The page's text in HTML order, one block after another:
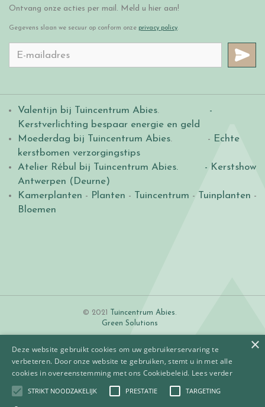
Ontvang onze acties per mail. Meld u hier aan!
Gegevens slaan we secuur op conform onze privacy policy.
Valentijn bij Tuincentrum Abies.
-
Kerstverlichting bespaar energie en geld
Moederdag bij Tuincentrum Abies. - Echte
kerstbomen verzorgingstips
Atelier Rébul bij Tuincentrum Abies.
- Kerstshow
Antwerpen (Deurne)
Kamerplanten - Planten - Tuincentrum - Tuinplanten -
Bloemen
© 2021 Tuincentrum Abies.
Green Solutions
Algemene voorwaarden
×
Deze website gebruikt cookies om uw gebruikerservaring te
verbeteren. Door onze website te gebruiken, stemt u in met alle
cookies in overeenstemming met ons Cookiebeleid. Lees verder
STRIKT NOODZAKELIJK PRESTATIE TARGETING